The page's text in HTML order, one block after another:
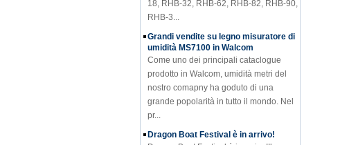
RHB-3...
umidità MS7100 in Walcom
Come uno dei principali cataclogue
prodotto in Walcom, umidità metri del
nostro comapny ha goduto di una
grande popolarità in tutto il mondo. Nel
pr...
Dragon Boat Festival è in arrivo!Il